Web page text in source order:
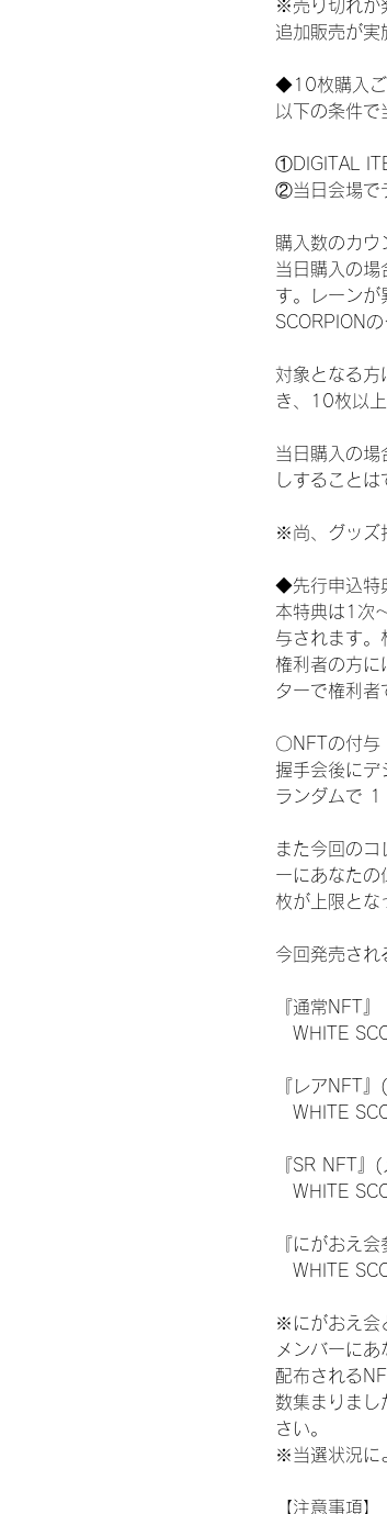
※売り切れが
追加販売が実
◆10枚購入ご
以下の条件で
①DIGITAL
②当日会場で
購入数のカウ
当日購入の場
す。レーンが
SCORPION
対象となる方
き、10枚以
当日購入の場
しすることは
※尚、グッズ
◆先行申込特
本特典は1次
与されます。
権利者の方に
ターで権利者
〇NFTの付与
握手会後にデ
ランダムで 1
また今回の
ーにあなたの
枚が上限とな
今回発売され
『通常NFT』
WHITE
『レアNFT
WHITE
『SR NFT』
WHITE
『にがおえ
WHITE
※にがおえ会
メンバーに
配布される
数集まりまし
さい。
※当選状況に
【注意事項】